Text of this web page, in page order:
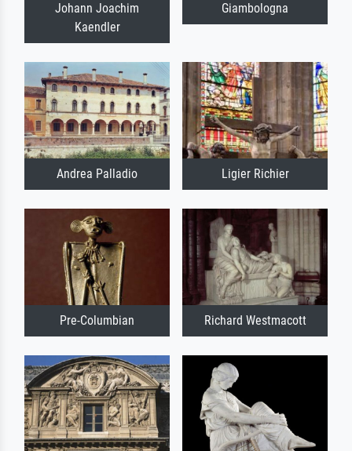
Johann Joachim
Kaendler
Giambologna
Andrea Palladio Ligier Richier
Pre-Columbian Richard Westmacott